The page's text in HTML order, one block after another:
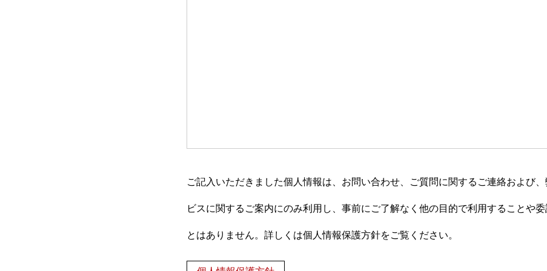
ご記入いただきました個人情報は、お問い合わせ、ご質問に関するご連絡および
ビスに関するご案内にのみ利用し、事前にご了解なく他の目的で利用することや委
とはありません。詳しくは個人情報保護方針をご覧ください。